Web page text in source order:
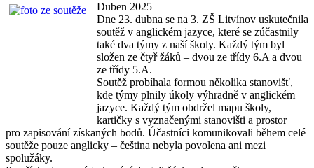
Duben 2025
Dne 23. dubna se na 3. ZŠ Litvínov uskutečnila
soutěž v anglickém jazyce, které se zúčastnily
také dva týmy z naší školy. Každý tým byl
složen ze čtyř žáků – dvou ze třídy 6.A a dvou
ze třídy 5.A.
Soutěž probíhala formou několika stanovišť,
kde týmy plnily úkoly výhradně v anglickém
jazyce. Každý tým obdržel mapu školy,
kartičky s vyznačenými stanovišti a prostor
pro zapisování získaných bodů. Účastníci komunikovali během celé
soutěže pouze anglicky – čeština nebyla povolena ani mezi
spolužáky.